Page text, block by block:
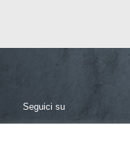
Seguici su